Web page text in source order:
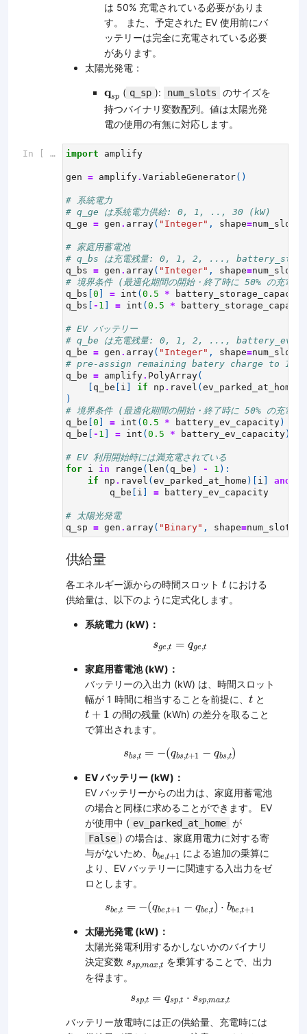
は 50% 充電されている必要がありま
す。 また、予定された EV 使用前にバ
ッテリーは完全に充電されている必要
があります。
太陽光発電：
qsp
q p( q_sp ): num_slots
のサイズを
持つバイナリ変数配列。値は太陽光発
電の使用の有無に対応します。
In [ ]: import amplify
gen = amplify. VariableGenerator()
# 系統電力
# q_ge は系統電力供給: 0, 1, .., 30 (kW)
q_ge = gen . array( "Integer" , shape=num_slots
# 家庭用蓄電池
# q_bs は充電残量: 0, 1, 2, ...,
q_bs = gen . array( "Integer" , shape=num_slots
# 境界条件 (最適化期間の開始・終了時に 50% の充電残
q_bs [0 ] = int (0.5 *
battery_storage_capacity
q_bs [ - 1 ] = int (0.5 *
# EV バッテリー
# q_be は充電残量: 0, 1, 2, ...,
q_be = gen . array( "Integer" , shape=num_slots
# pre-assign remaining batery charge to
q_be = amplify. PolyArray(
[ q_be [ i ] if np . ravel (ev_parked_at_home
)
# 境界条件 (最適化期間の開始・終了時に 50% の充電残
q_be [0 ] = int (0.5 * battery_ev_capacity)
q_be [ - 1 ] = int (0.5 * battery_ev_capacity)
# EV 利用開始時には満充電されている
for i in range ( len ( q_be ) - 1 ):
if
np . ravel (ev_parked_at_home )[ i ] and
q_be [ i ] = battery_ev_capacity
# 太陽光発電
q_sp = gen . array( "Binary" , shape=num_slots
供給量
各エネルギー源からの時間スロット t
t における
供給量は、以下のように定式化します。
系統電力 (kW)：
sge,t = qge,t
sge ,t=qge
家庭用蓄電池 (kW)：
バッテリーの入出力 (kW) は、時間スロット
幅が 1 時間に相当することを前提に、 t
t と
t + 1
t +
の間の残量 (kWh) の差分を取ること
で算出されます。
sbs,t = −(qbs,t+1 − qbs,t)
(q bs
EV バッテリー (kW)：
EV バッテリーからの出力は、家庭用蓄電池
の場合と同様に求めることができます。 EV
が使用中 ( ev_parked_at_home が
False ) の場合は、家庭用電力に対する寄
与がないため、 bbe,t+1
b +1
による追加の乗算に
より、EV バッテリーに関連する入出力をゼ
ロとします。
sbe,t = −(qbe,t+1 − qbe,t) ⋅ bbe,t+1
s (q − be t)
太陽光発電 (kW)：
太陽光発電利用するかしないかのバイナリ
決定変数 ssp,max,t
ssp,ma x,t
を乗算することで、出力
を得ます。
ssp,t = qsp,t ⋅ ssp,max,t
ssp t= qsp ,t ⋅ssp,ma
バッテリー放電時には正の供給量、充電時には